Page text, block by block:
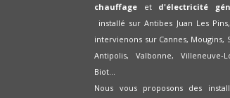
chauffage et d'électricité
installé sur Antibes Juan Les
intervienons sur Cannes, Mougins,
Antipolis, Valbonne, Villeneuve-
Biot...
Nous vous proposons des